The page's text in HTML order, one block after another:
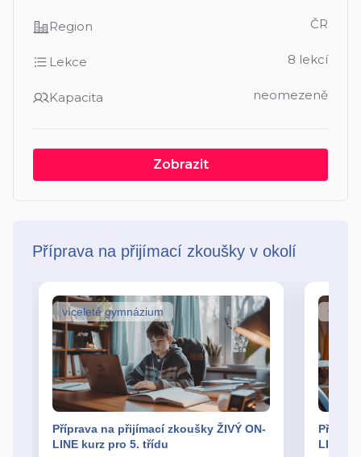
Region ČR
Lekce 8 lekcí
Kapacita neomezeně
Zobrazit
Příprava na přijímací zkoušky v okolí
víceleté gymnázium
Příprava na přijímací zkoušky ŽIVÝ ON-
LINE kurz pro 5. třídu
LINE